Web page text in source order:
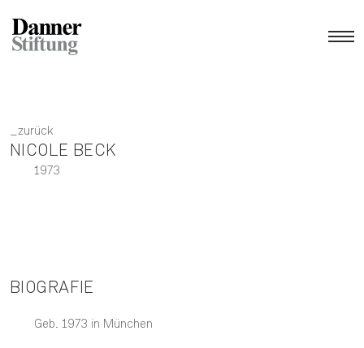
zurück
NICOLE BECK
1973
BIOGRAFIE
Geb. 1973 in München